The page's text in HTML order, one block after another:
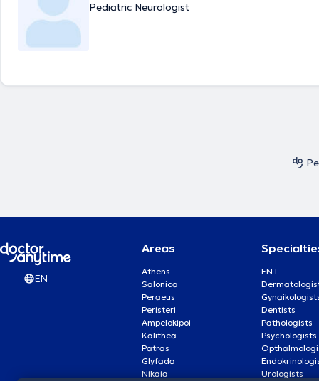
Pediatric Neurologist
EN
Areas
Athens
Salonica
Peraeus
Peristeri
Ampelokipoi
Kalithea
Patras
Glyfada
Nikaia
ENT
Dentists
Pathologists
Psychologists
Urologists